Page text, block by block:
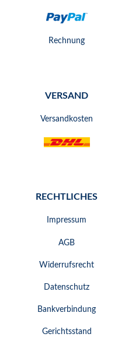
Rechnung
VERSAND
Versandkosten
RECHTLICHES
Impressum
AGB
Widerrufsrecht
Datenschutz
Bankverbindung
Gerichtsstand